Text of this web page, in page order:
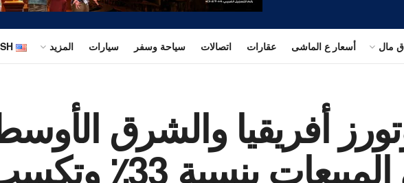
مال أسعار ع الماشى عقارات اتصالات سياحة وسفر سيارات المزيد
أفريقيا والشرق
قياسياً في